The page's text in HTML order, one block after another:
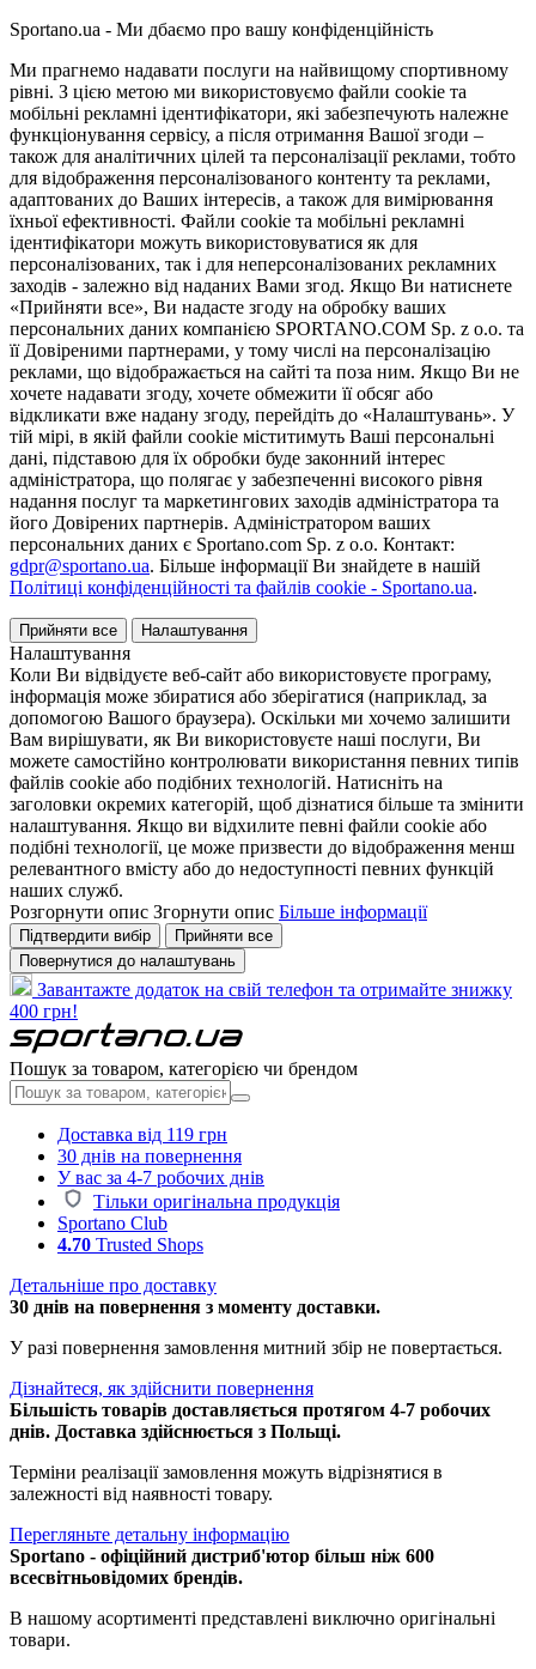
Sportano.ua - Ми дбаємо про вашу конфіденційність
Ми прагнемо надавати послуги на найвищому спортивному
рівні. З цією метою ми використовуємо файли cookie та
мобільні рекламні ідентифікатори, які забезпечують належне
функціонування сервісу, а після отримання Вашої згоди –
також для аналітичних цілей та персоналізації реклами, тобто
для відображення персоналізованого контенту та реклами,
адаптованих до Ваших інтересів, а також для вимірювання
їхньої ефективності. Файли cookie та мобільні рекламні
ідентифікатори можуть використовуватися як для
персоналізованих, так і для неперсоналізованих рекламних
заходів - залежно від наданих Вами згод. Якщо Ви натиснете
«Прийняти все», Ви надасте згоду на обробку ваших
персональних даних компанією SPORTANO.COM Sp. z o.o. та
її Довіреними партнерами, у тому числі на персоналізацію
реклами, що відображається на сайті та поза ним. Якщо Ви не
хочете надавати згоду, хочете обмежити її обсяг або
відкликати вже надану згоду, перейдіть до «Налаштувань». У
тій мірі, в якій файли cookie міститимуть Ваші персональні
дані, підставою для їх обробки буде законний інтерес
адміністратора, що полягає у забезпеченні високого рівня
надання послуг та маркетингових заходів адміністратора та
його Довірених партнерів. Адміністратором ваших
персональних даних є Sportano.com Sp. z o.o. Контакт:
gdpr@sportano.ua. Більше інформації Ви знайдете в нашій
Політиці конфіденційності та файлів cookie - Sportano.ua.
Прийняти все Налаштування
Налаштування
Коли Ви відвідуєте веб-сайт або використовуєте програму,
інформація може збиратися або зберігатися (наприклад, за
допомогою Вашого браузера). Оскільки ми хочемо залишити
Вам вирішувати, як Ви використовуєте наші послуги, Ви
можете самостійно контролювати використання певних типів
файлів cookie або подібних технологій. Натисніть на
заголовки окремих категорій, щоб дізнатися більше та змінити
налаштування. Якщо ви відхилите певні файли cookie або
подібні технології, це може призвести до відображення менш
релевантного вмісту або до недоступності певних функцій
наших служб.
Розгорнути опис Згорнути опис Більше інформації
Підтвердити вибір
Прийняти все
Повернутися до налаштувань
Завантажте додаток на свій телефон та отримайте знижку
400 грн!
Пошук за товаром, категорією чи брендом
Доставка від 119 грн
30 днів на повернення
У вас за 4-7 робочих днів
Тільки оригінальна продукція
Sportano Club
4.70 Trusted Shops
Детальніше про доставку
30 днів на повернення з моменту доставки.
У разі повернення замовлення митний збір не повертається.
Дізнайтеся, як здійснити повернення
Більшість товарів доставляється протягом 4-7 робочих
днів. Доставка здійснюється з Польщі.
Терміни реалізації замовлення можуть відрізнятися в
залежності від наявності товару.
Перегляньте детальну інформацію
Sportano - офіційний дистриб'ютор більш ніж 600
всесвітньовідомих брендів.
В нашому асортименті представлені виключно оригінальні
товари.